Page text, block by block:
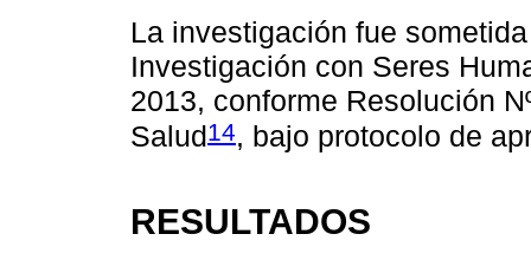
La investigación fue
Investigación con Seres
2013, conforme Resolución
Salud14, bajo protocolo de
RESULTADOS